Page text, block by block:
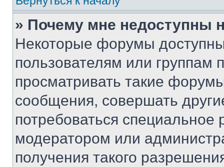
» Почему мне недоступны
Некоторые форумы
пользователям или группам
просматривать такие
сообщения, совершать
потребоваться
модератором или
получения такого